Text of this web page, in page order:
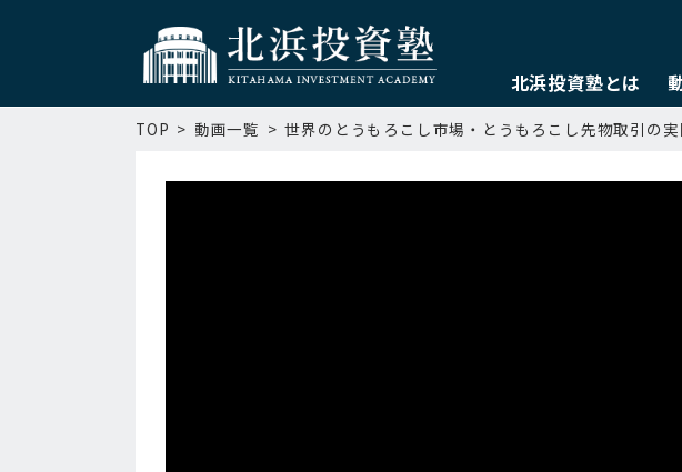
北浜投資塾とは
TOP 動画一覧 世界のとうもろこし市場・とうもろこし先物取引の実